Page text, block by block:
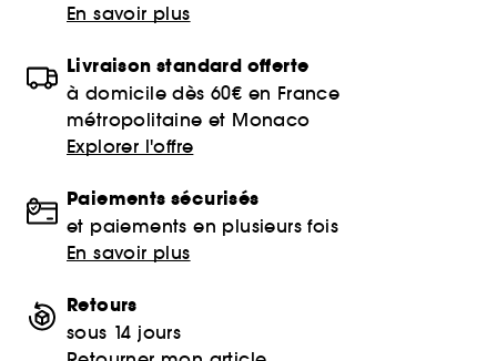
En savoir plus
Livraison standard offerte
à domicile dès 60€ en France
métropolitaine et Monaco
Explorer l'offre
Paiements sécurisés
et paiements en plusieurs fois
En savoir plus
Retours
sous 14 jours